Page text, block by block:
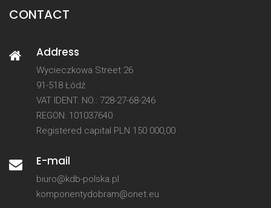
CONTACT
Address
Wycieczkowa Street 26
91-518 Łódź
VAT IDENT. NO.: 728-27-68-246
REGON: 101037640
Registered capital PLN 150 000,00
E-mail
biuro@kdb-polska.pl
komponentydobram@onet.eu